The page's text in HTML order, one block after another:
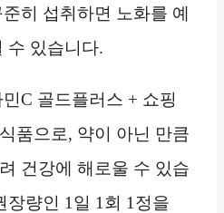
히 섭취하면 노화를 예
수 있습니다.
C 골드플러스 + 쇼핑
품으로, 약이 아닌 만큼
건강에 해로울 수 있습
장량인 1일 1회 1정을